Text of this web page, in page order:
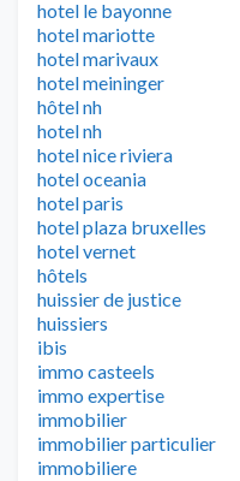
hotel le bayonne
hotel mariotte
hotel marivaux
hotel meininger
hôtel nh
hotel nh
hotel nice riviera
hotel oceania
hotel paris
hotel plaza bruxelles
hotel vernet
hôtels
huissier de justice
huissiers
ibis
immo casteels
immo expertise
immobilier
immobilier particulier
immobiliere